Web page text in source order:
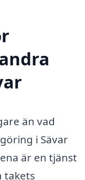
än vad
i Sävar
är en tjänst
takets